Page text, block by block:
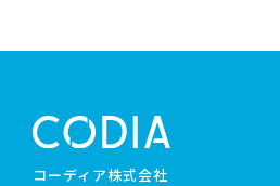
コーディア株式会社